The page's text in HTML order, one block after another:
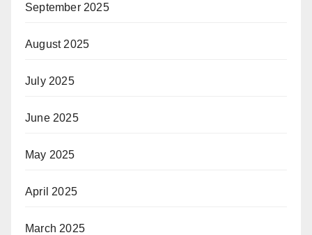
September 2025
August 2025
July 2025
June 2025
May 2025
April 2025
March 2025